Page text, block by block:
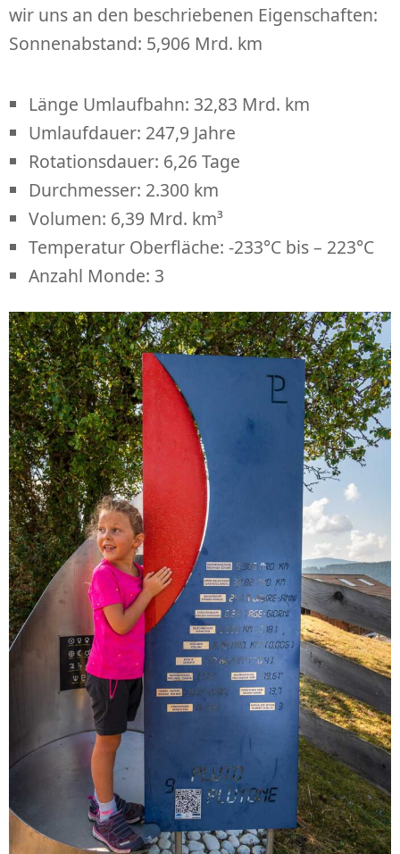
wir uns an den beschriebenen Eigenschaften:
Sonnenabstand: 5,906 Mrd. km
Länge Umlaufbahn: 32,83 Mrd. km
Umlaufdauer: 247,9 Jahre
Rotationsdauer: 6,26 Tage
Durchmesser: 2.300 km
Volumen: 6,39 Mrd. km³
Temperatur Oberfläche: -233°C bis – 223°C
Anzahl Monde: 3